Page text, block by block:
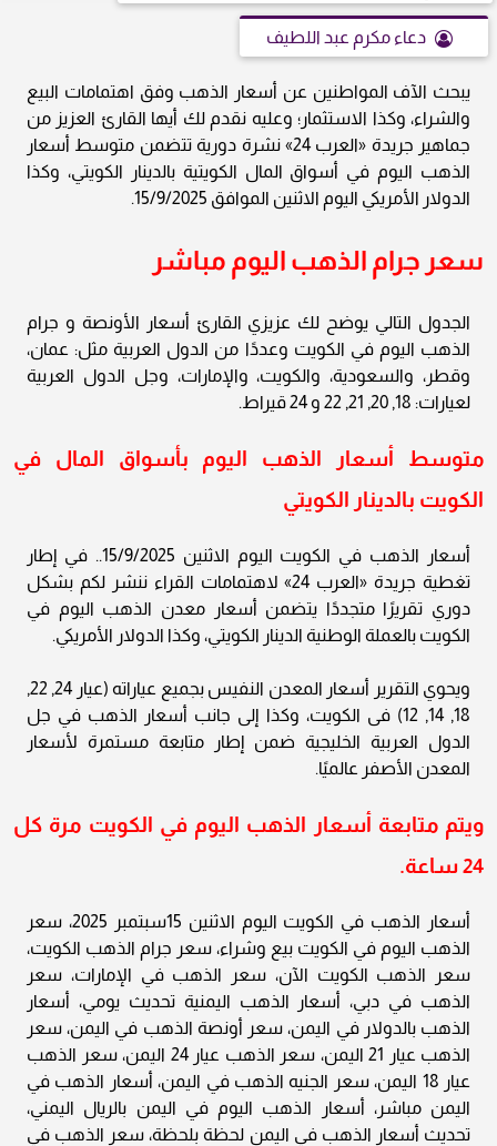
دعاء مكرم عبد اللطيف
يبحث الآف المواطنين عن أسعار الذهب وفق اهتمامات البيع
والشراء، وكذا الاستثمار؛ وعليه نقدم لك أيها القارئ العزيز من
جماهير جريدة «العرب 24» نشرة دورية تتضمن متوسط أسعار
الذهب اليوم في أسواق المال الكويتية بالدينار الكويتي، وكذا
الدولار الأمريكي اليوم الاثنين الموافق 15/9/2025.
سعر جرام الذهب اليوم مباشر
الجدول التالي يوضح لك عزيزي القارئ أسعار الأونصة و جرام
الذهب اليوم في الكويت وعددًا من الدول العربية مثل: عمان،
وقطر، والسعودية، والكويت، والإمارات، وجل الدول العربية
لعيارات: 18, 20, 21, 22 و 24 قيراط.
متوسط أسعار الذهب اليوم بأسواق المال في
الكويت بالدينار الكويتي
أسعار الذهب في الكويت اليوم الاثنين 15/9/2025.. في إطار
تغطية جريدة «العرب 24» لاهتمامات القراء ننشر لكم بشكل
دوري تقريرًا متجددًا يتضمن أسعار معدن الذهب اليوم في
الكويت بالعملة الوطنية الدينار الكويتي، وكذا الدولار الأمريكي.
ويحوي التقرير أسعار المعدن النفيس بجميع عياراته (عيار 24, 22,
18, 14, 12) فى الكويت، وكذا إلى جانب أسعار الذهب في جل
الدول العربية الخليجية ضمن إطار متابعة مستمرة لأسعار
المعدن الأصفر عالميًا.
ويتم متابعة أسعار الذهب اليوم في الكويت مرة كل
24 ساعة.
أسعار الذهب في الكويت اليوم الاثنين 15سبتمبر 2025، سعر
الذهب اليوم في الكويت بيع وشراء، سعر جرام الذهب الكويت،
سعر الذهب الكويت الآن، سعر الذهب في الإمارات، سعر
الذهب في دبي، أسعار الذهب اليمنية تحديث يومي، أسعار
الذهب بالدولار في اليمن، سعر أونصة الذهب في اليمن، سعر
الذهب عيار 21 اليمن، سعر الذهب عيار 24 اليمن، سعر الذهب
عيار 18 اليمن، سعر الجنيه الذهب في اليمن، أسعار الذهب في
اليمن مباشر، أسعار الذهب اليوم في اليمن بالريال اليمني،
تحديث أسعار الذهب في اليمن لحظة بلحظة، سعر الذهب في